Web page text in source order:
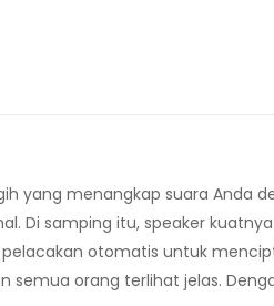
yang menangkap suara Anda
Di samping itu, speaker
otomatis untuk
orang terlihat jelas.